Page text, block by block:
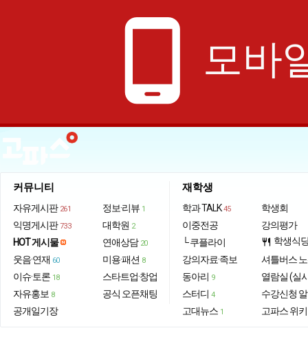
phone_android 모바
커뮤니티
자유게시판 261
익명게시판 733
HOT 게시물
웃음·연재 60
이슈·토론 18
자유홍보 8
공개일기장
정보·리뷰 1
대학원 2
연애상담 20
미용·패션 8
스타트업·창업
공식 오픈채팅
재학생
학과 TALK 45
이중전공
└ 쿠플라이
강의자료·족보
동아리 9
스터디 4
고대뉴스 1
학생회
강의평가
restaurant 학생식
셔틀버스
열람실 (실
수강신청
고파스 위키